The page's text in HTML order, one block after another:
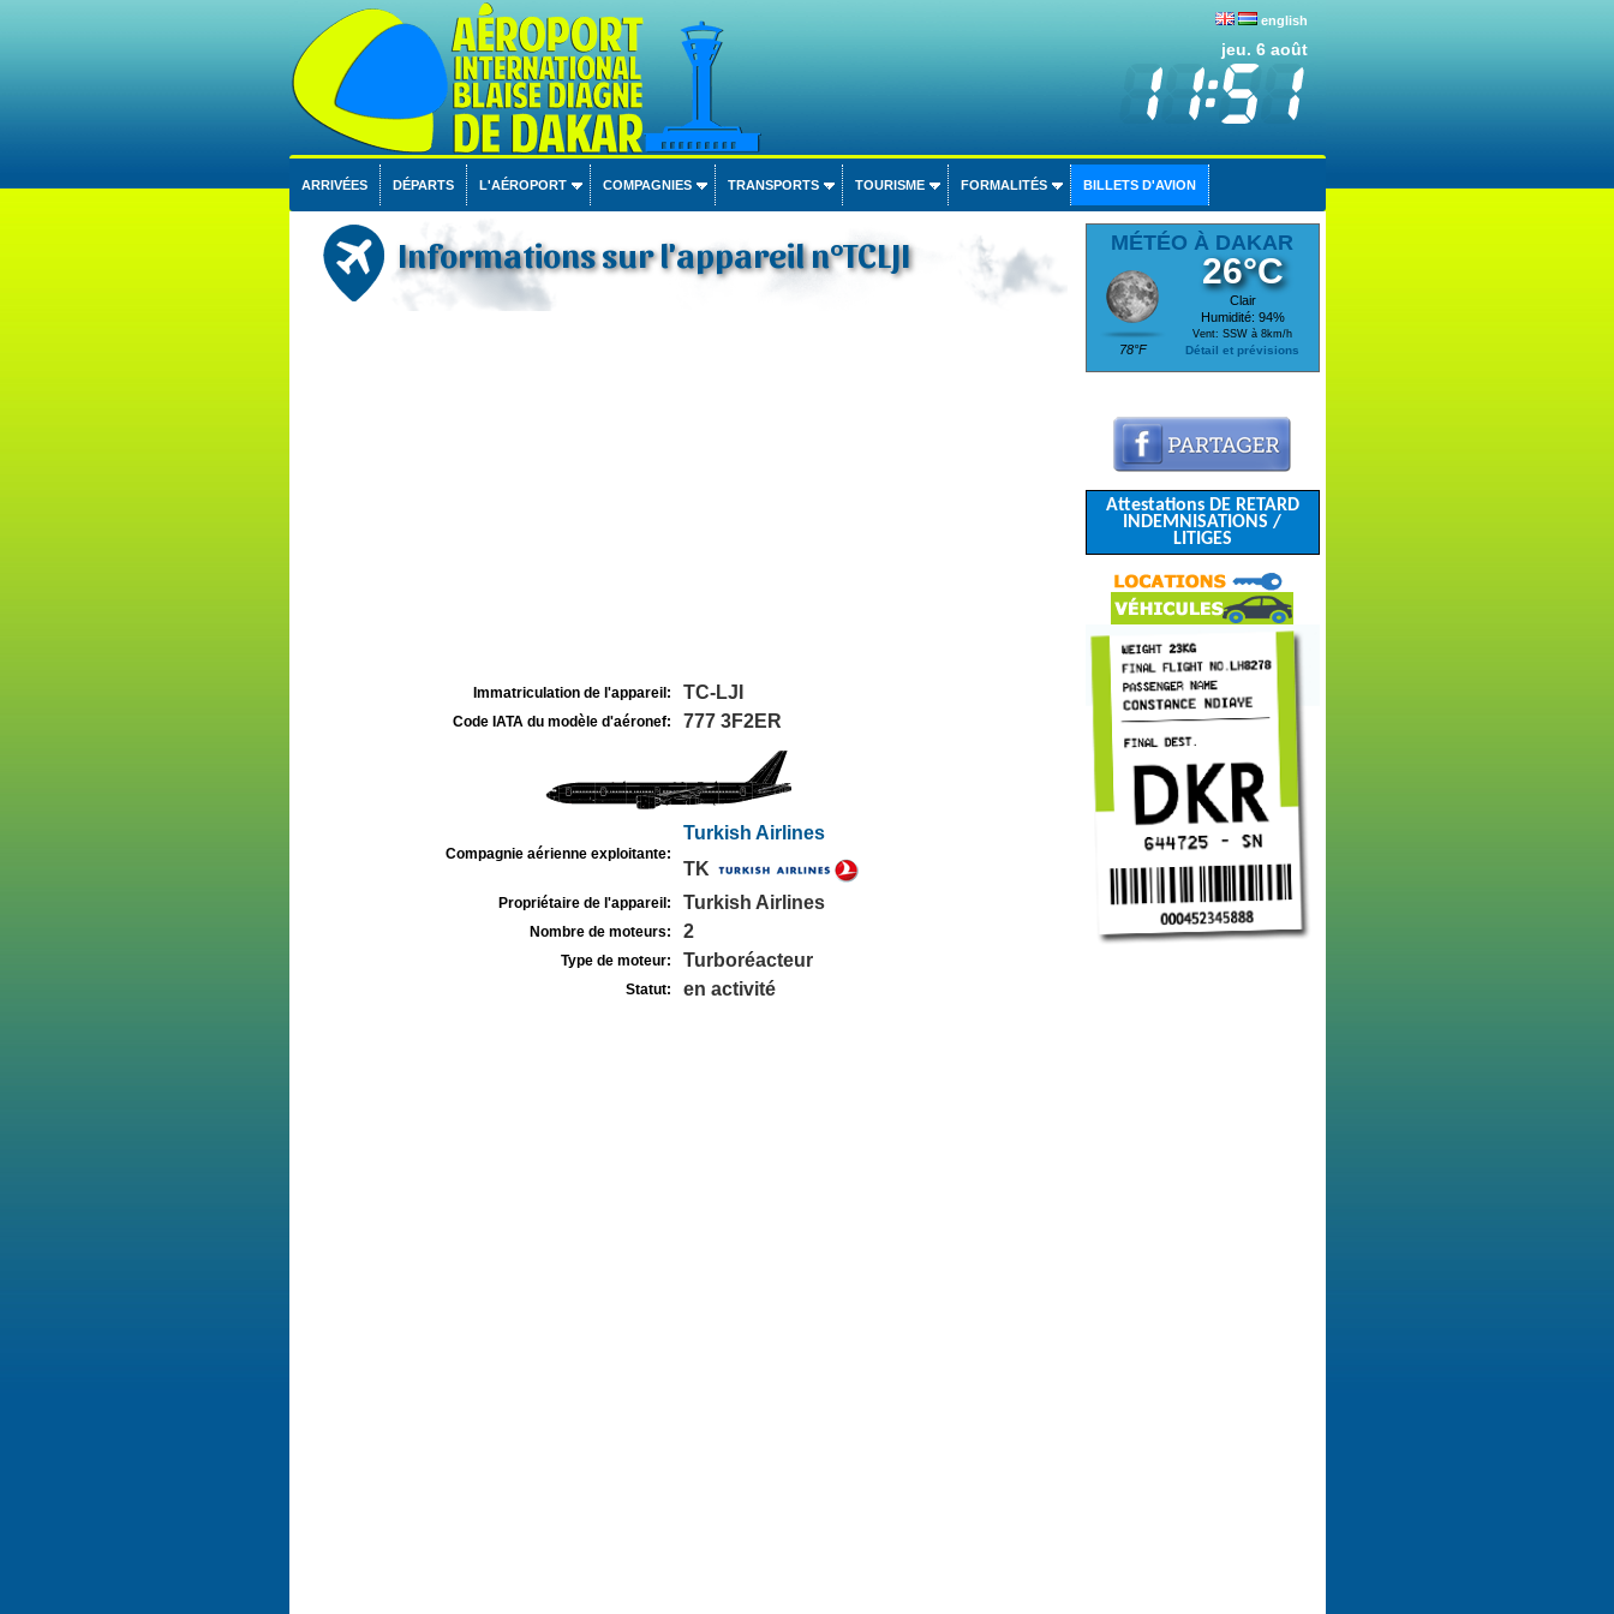
english
jeu. 6 août
ARRIVÉES DÉPARTS L'AÉROPORT COMPAGNIES TRANSPORTS TOURISME FORMALITÉS BILLETS D'AVION
Informations sur l'appareil n°TCLJI
Immatriculation de l'appareil: TC-LJI
Code IATA du modèle d'aéronef: 777 3F2ER
Compagnie aérienne exploitante:
Turkish Airlines
TK
Propriétaire de l'appareil: Turkish Airlines
Nombre de moteurs: 2
Type de moteur: Turboréacteur
Statut: en activité
MÉTÉO À DAKAR
78°F
26°C
Clair
Humidité: 94%
Vent: SSW à 8km/h
Détail et prévisions
Attestations DE RETARD
INDEMNISATIONS /
LITIGES